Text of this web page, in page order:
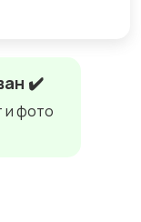
✔️
и фото